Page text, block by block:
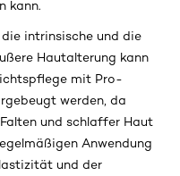
kann.
intrinsische und die
Hautalterung kann
mit Pro-
werden, da
und schlaffer Haut
Anwendung
und der